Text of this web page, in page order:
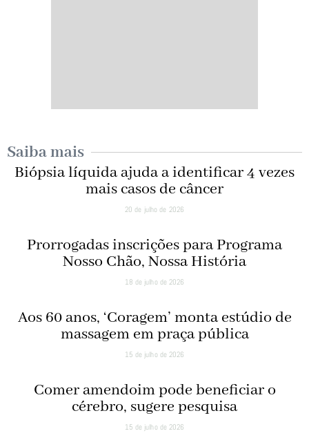
Saiba mais
Biópsia líquida ajuda a identificar 4 vezes
mais casos de câncer
20 de julho de 2026
Prorrogadas inscrições para Programa
Nosso Chão, Nossa História
18 de julho de 2026
Aos 60 anos, ‘Coragem’ monta estúdio de
massagem em praça pública
15 de julho de 2026
Comer amendoim pode beneficiar o
cérebro, sugere pesquisa
15 de julho de 2026